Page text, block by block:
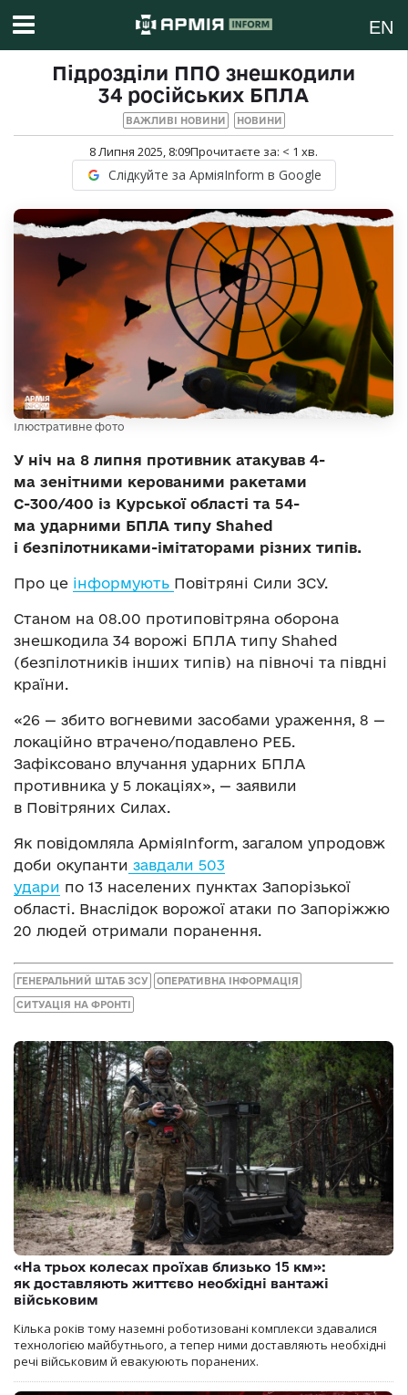
EN
Підрозділи ППО знешкодили
34 російських БПЛА
ВАЖЛИВІ НОВИНИ НОВИНИ
8 Липня 2025, 8:09Прочитаєте за: < 1 хв.
Слідкуйте за АрміяInform в Google
Ілюстративне фото
У ніч на 8 липня противник атакував 4-
ма зенітними керованими ракетами
С-300/400 із Курської області та 54-
ма ударними БПЛА типу Shahed
і безпілотниками-імітаторами різних типів.
Про це інформують Повітряні Сили ЗСУ.
Станом на 08.00 протиповітряна оборона
знешкодила 34 ворожі БПЛА типу Shahed
(безпілотників інших типів) на півночі та півдні
країни.
«26 — збито вогневими засобами ураження, 8 —
локаційно втрачено/подавлено РЕБ.
Зафіксовано влучання ударних БПЛА
противника у 5 локаціях», — заявили
в Повітряних Силах.
Як повідомляла АрміяInform, загалом упродовж
доби окупанти завдали 503
удари по 13 населених пунктах Запорізької
області. Внаслідок ворожої атаки по Запоріжжю
20 людей отримали поранення.
ГЕНЕРАЛЬНИЙ ШТАБ ЗСУ ОПЕРАТИВНА ІНФОРМАЦІЯ
СИТУАЦІЯ НА ФРОНТІ
«На трьох колесах проїхав близько 15 км»:
як доставляють життєво необхідні вантажі
військовим
Кілька років тому наземні роботизовані комплекси здавалися
технологією майбутнього, а тепер ними доставляють необхідні
речі військовим й евакуюють поранених.